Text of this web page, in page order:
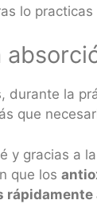
lo
durante la
que
y gracias a la
que los
rápidamente